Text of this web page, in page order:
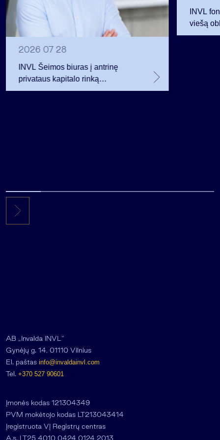
2026 07 28
INVL Šeimos biuras į antrinę
privataus kapitalo rinką
investuojantį fondą pritraukė 17,4
INVL
viešą
12 mln.
AB „Invalda INVL“
Gynėjų g. 14, 01110 Vilnius
El. paštas info@invaldainvl.com
Tel. +370 527 90601
Įmonės kodas 121304349
PVM mokėtojo kodas LT213043414
Įregistruota VĮ Registrų centras
A.s. LT25 4010 0424 0124 2013